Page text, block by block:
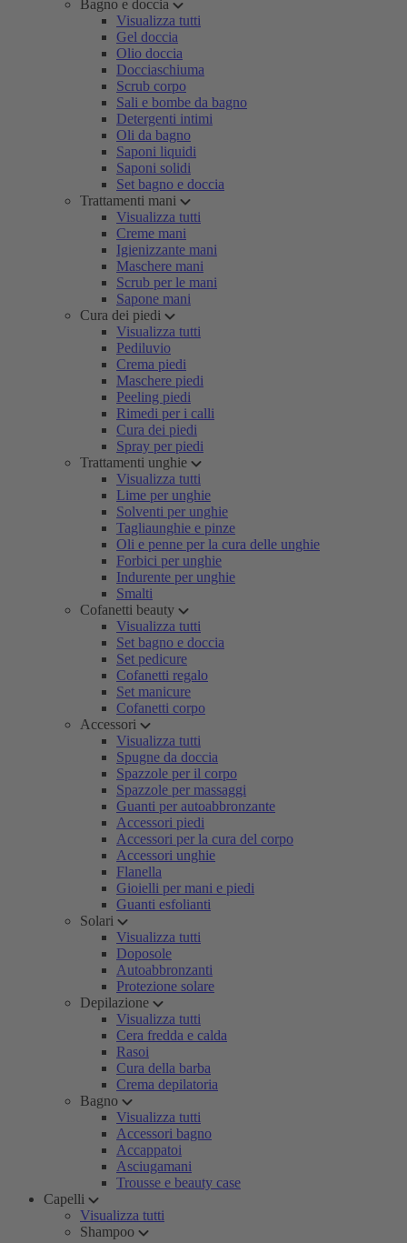
Bagno e doccia
Visualizza tutti
Gel doccia
Olio doccia
Docciaschiuma
Scrub corpo
Sali e bombe da bagno
Detergenti intimi
Oli da bagno
Saponi liquidi
Saponi solidi
Set bagno e doccia
Trattamenti mani
Visualizza tutti
Creme mani
Igienizzante mani
Maschere mani
Scrub per le mani
Sapone mani
Cura dei piedi
Visualizza tutti
Pediluvio
Crema piedi
Maschere piedi
Peeling piedi
Rimedi per i calli
Cura dei piedi
Spray per piedi
Trattamenti unghie
Visualizza tutti
Lime per unghie
Solventi per unghie
Tagliaunghie e pinze
Oli e penne per la cura delle unghie
Forbici per unghie
Indurente per unghie
Smalti
Cofanetti beauty
Visualizza tutti
Set bagno e doccia
Set pedicure
Cofanetti regalo
Set manicure
Cofanetti corpo
Accessori
Visualizza tutti
Spugne da doccia
Spazzole per il corpo
Spazzole per massaggi
Guanti per autoabbronzante
Accessori piedi
Accessori per la cura del corpo
Accessori unghie
Flanella
Gioielli per mani e piedi
Guanti esfolianti
Solari
Visualizza tutti
Doposole
Autoabbronzanti
Protezione solare
Depilazione
Visualizza tutti
Cera fredda e calda
Rasoi
Cura della barba
Crema depilatoria
Bagno
Visualizza tutti
Accessori bagno
Accappatoi
Asciugamani
Trousse e beauty case
Capelli
Visualizza tutti
Shampoo